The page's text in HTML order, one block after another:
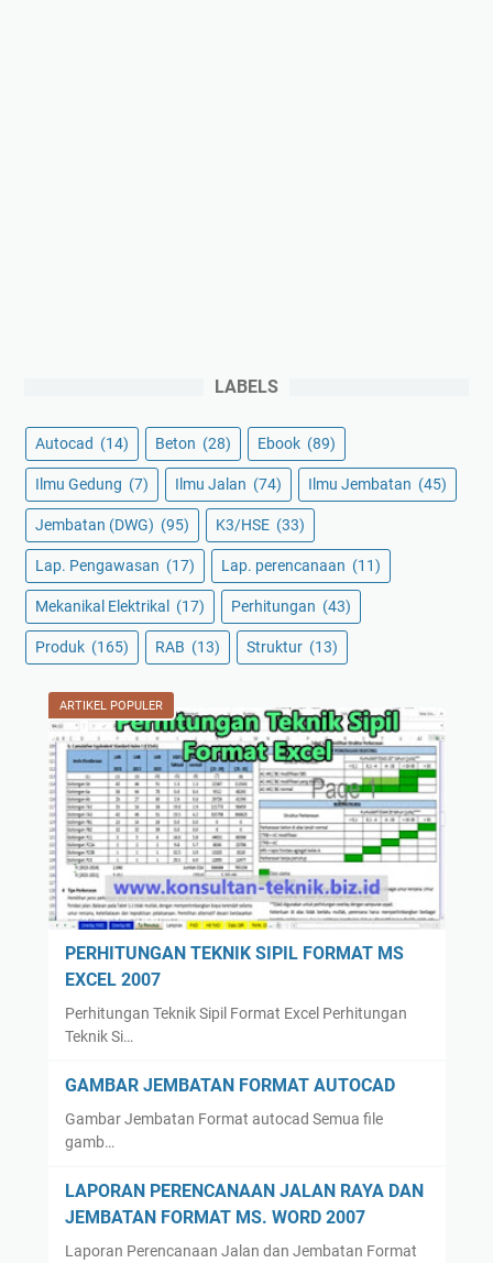
LABELS
Autocad (14) Beton (28) Ebook (89)
Ilmu Gedung (7) Ilmu Jalan (74) Ilmu Jembatan (45)
Jembatan (DWG) (95) K3/HSE (33)
Lap. Pengawasan (17) Lap. perencanaan (11)
Mekanikal Elektrikal (17) Perhitungan (43)
Produk (165) RAB (13) Struktur (13)
ARTIKEL POPULER
PERHITUNGAN TEKNIK SIPIL FORMAT MS
EXCEL 2007
Perhitungan Teknik Sipil Format Excel Perhitungan
Teknik Si…
GAMBAR JEMBATAN FORMAT AUTOCAD
Gambar Jembatan Format autocad Semua file
gamb…
LAPORAN PERENCANAAN JALAN RAYA DAN
JEMBATAN FORMAT MS. WORD 2007
Laporan Perencanaan Jalan dan Jembatan Format